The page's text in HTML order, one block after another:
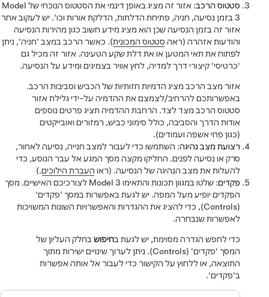
סטטוס הרכב: אזור זה מציג באופן דינמי את הסטטוס הנוכחי שלModel
בזמן נסיעה, חניה, פתיחת הדלתות, הדלקת אורות וכו'. יש לעקוב אחר
אזור זה בזמן הנסיעה שכן הוא מציג מידע חשוב כגון מהירות הנסיעה
והודעות אזהרה (ראהסטטוס המכונית). כאשר הרכב במצב 'חניה', ניתן
לפתוח את תאי המטען או את דלת שקע הטעינה. אזור זה מכיל גם
'כרטיסי' קיצורי דרך למדיה, לחץ אוויר בצמיגים ומידע על הנסיעה.
אזור מצב הרכב מציג הדמיות חזותיות של הכביש וסביבות הרכב.
באפשרותכם להרחיב/לצמצם את ההדמיה על-ידי גלילת אזור
סטטוס הרכב מצד לצד. הרחבת ההדמיה תציג פרטים נוספים
אודות הדרך והסביבה, כולל סימוני כביש, רמזורים ואובייקטים
(כגון פחי אשפה ועמודים).
רצועת מצב נהיגה: השתמשו כדי לעבור למצב חנייה, נסיעה לאחור,
סרק או נסיעה לפנים. החליקו מקצה מסך המגע אל עבר הנוסע, כדי
להעלות את מצב הנהיגה של הנסיעה. (ראוהעברת הילוכים.)
פקדים: שלטו במגוון תכונות והתאימוModel 3לצורכיכם האישיים. מסך
הפקדים יופיע מעל המפה. יש לגעת באפשרות במסך 'פקדים'
(Controls), כדי להציג את ההגדרות והאפשרויות השונות המשויכות
לאפשרות שנבחרה.
כדי לחפש הגדרה מסוימת, יש לגעת בחיפושבחלק העליון של
המסך 'פקדים' (Controls). ניתן לערוך שינויים ישירות מתוך
התוצאה, או ללחוץ על הקישור כדי לעבור אל אותה אפשרות
ב'פקדים'.